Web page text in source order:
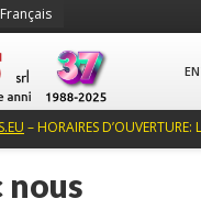
Français
– HORAIRES
nous